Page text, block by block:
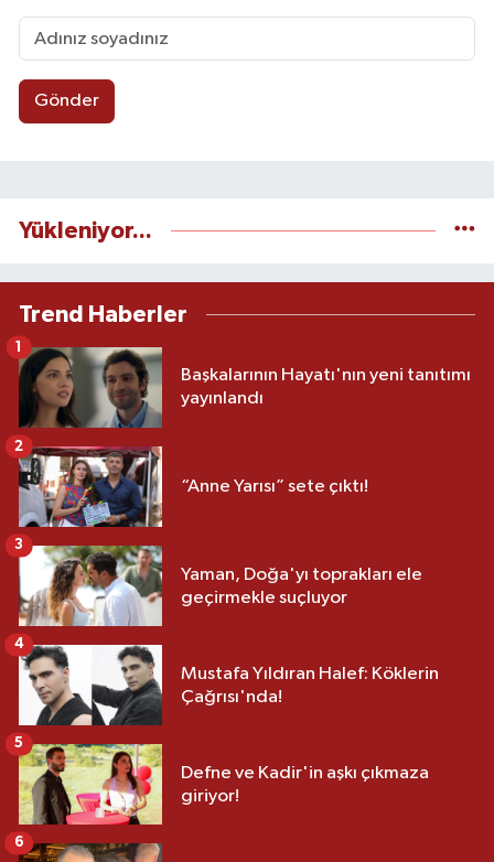
Gönder
Yükleniyor...
Trend Haberler
Başkalarının Hayatı'nın yeni tanıtımı
yayınlandı
1
“Anne Yarısı” sete çıktı!
2
Yaman, Doğa'yı toprakları ele
geçirmekle suçluyor
3
Mustafa Yıldıran Halef: Köklerin
Çağrısı'nda!
4
Defne ve Kadir'in aşkı çıkmaza
giriyor!
5
6